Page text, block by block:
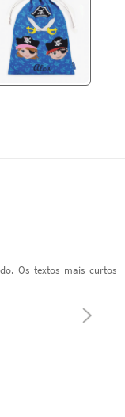
Os textos mais curtos